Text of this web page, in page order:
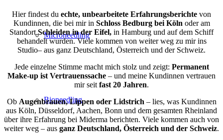
Microneedling
Bioneedling
Hier findest du echte, unbearbeitete Erfahrungsberichte von
Kundinnen, die bei mir in Schloss Bedburg bei Köln oder am
StandortSchleiden in der Eifel, in Hamburg und auf dem Schiff
behandelt wurden. Viele kommen von weiter weg zu mir ins
Studio– aus ganz Deutschland, Österreich und der Schweiz.
Jede einzelne Stimme macht mich stolz und zeigt: Permanent
Make-up ist Vertrauenssache – und meine Kundinnen vertrauen
mir seit fast 20 Jahren.
Ob Augenbrauen, Lippen oder Lidstrich – lies, was Kundinnen
aus Köln, Düsseldorf, Aachen, Bonn und dem gesamten Rheinland
über ihre Erfahrung bei Miderma berichten. Viele kommen auch von
weiter weg – aus ganz Deutschland, Österreich und der Schweiz.